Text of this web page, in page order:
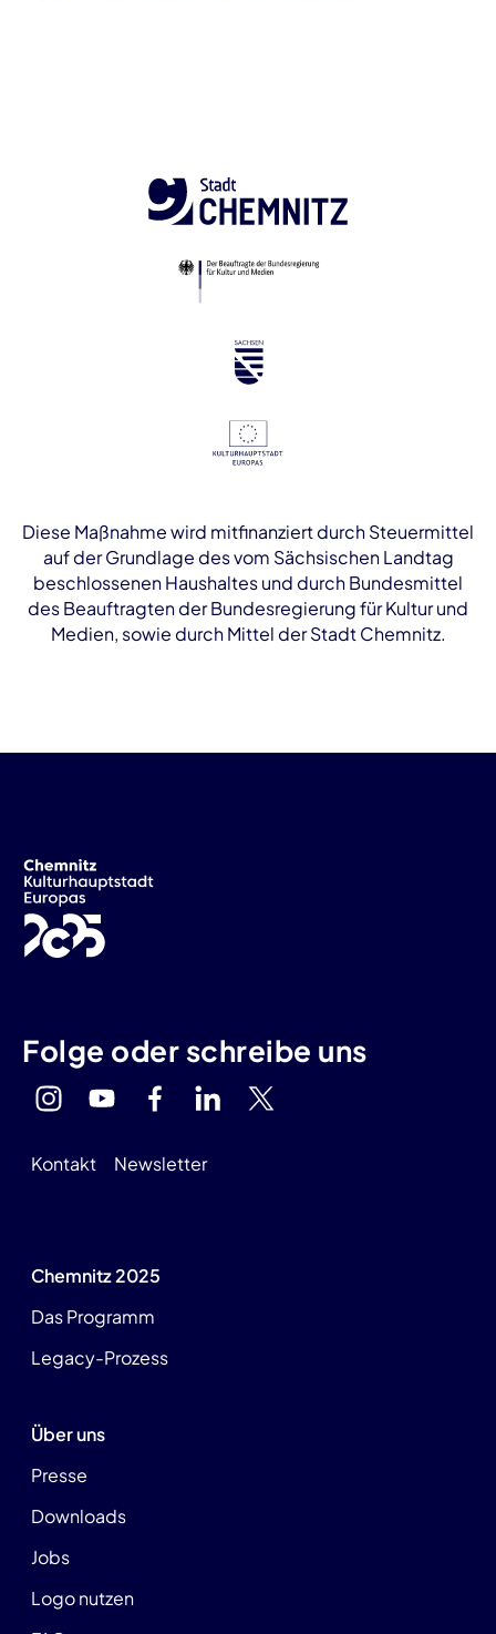
Diese Maßnahme wird mitfinanziert durch Steuermittel
auf der Grundlage des vom Sächsischen Landtag
beschlossenen Haushaltes und durch Bundesmittel
des Beauftragten der Bundesregierung für Kultur und
Medien, sowie durch Mittel der Stadt Chemnitz.
Folge oder schreibe uns
Kontakt Newsletter
Chemnitz 2025
Das Programm
Legacy-Prozess
Über uns
Presse
Downloads
Jobs
Logo nutzen